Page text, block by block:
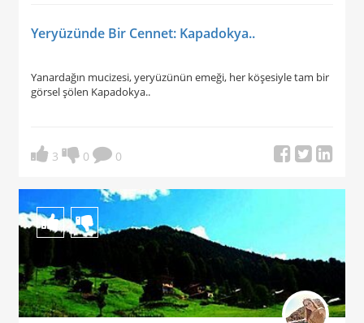
Yeryüzünde Bir Cennet: Kapadokya..
Yanardağın mucizesi, yeryüzünün emeği, her köşesiyle tam bir
görsel şölen Kapadokya..
3 0 0